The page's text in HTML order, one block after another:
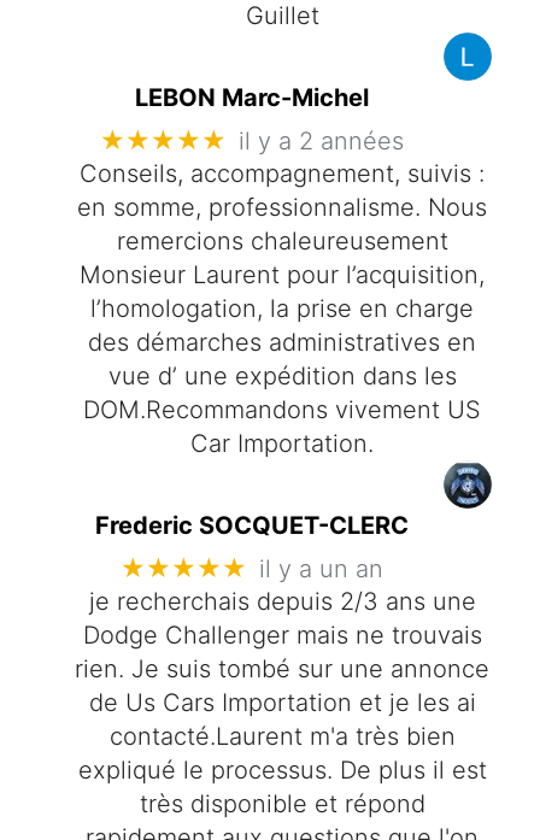
Guillet
LEBON Marc-Michel
★★★★★ il y a 2 années
Conseils, accompagnement, suivis :
en somme, professionnalisme. Nous
remercions chaleureusement
Monsieur Laurent pour l’acquisition,
l’homologation, la prise en charge
des démarches administratives en
vue d’ une expédition dans les
DOM.Recommandons vivement US
Car Importation.
Frederic SOCQUET-CLERC
★★★★★ il y a un an
je recherchais depuis 2/3 ans une
Dodge Challenger mais ne trouvais
rien. Je suis tombé sur une annonce
de Us Cars Importation et je les ai
contacté.Laurent m'a très bien
expliqué le processus. De plus il est
très disponible et répond